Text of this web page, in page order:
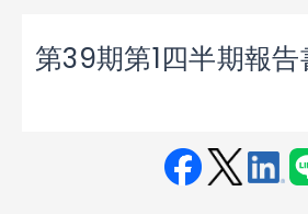
第39期第1四半期報告